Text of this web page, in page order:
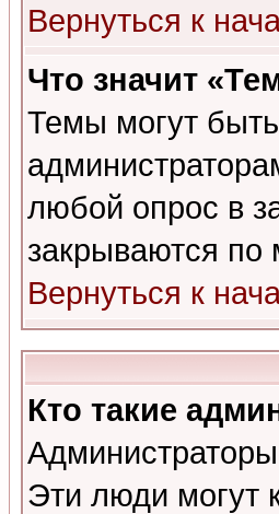
Вернуться к
Что значит
Темы могут
любой опрос в
закрываются по
Вернуться к
Кто такие
Эти люди могут